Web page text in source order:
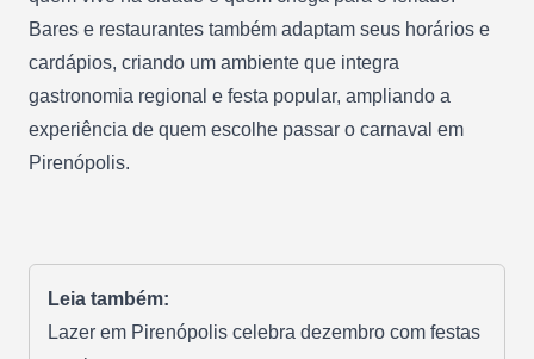
Bares e restaurantes também adaptam seus horários e
cardápios, criando um ambiente que integra
gastronomia regional e festa popular, ampliando a
experiência de quem escolhe passar o carnaval em
Pirenópolis.
Leia também:
Lazer em Pirenópolis celebra dezembro com festas